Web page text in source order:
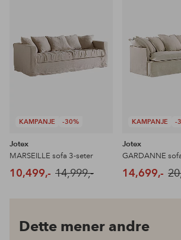
KAMPANJE -30%
Jotex
MARSEILLE sofa 3-seter
10,499,- 14,999,-
KAMPANJE -
Jotex
GARDANNE
14,699,-
Dette mener andre